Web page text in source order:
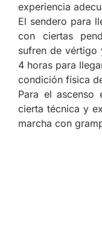
experiencia
El sendero para
con ciertas
sufren de vértigo
4 horas para
condición física
Para el ascenso
cierta técnica y
marcha con